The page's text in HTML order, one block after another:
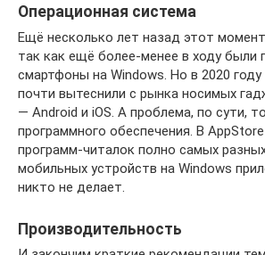
Операционная система
Ещё несколько лет назад этот
так как ещё более-менее в ходу были
смартфоны на Windows. Но в 2020 году
почти вытеснили с рынка носимых
— Android и iOS. А проблема, по сути,
программного обеспечения. В
программ-читалок полно самых
мобильных устройств на Windows
никто не делает.
Производительность